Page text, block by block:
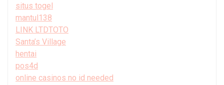
situs togel
mantul138
LINK LTDTOTO
Santa’s Village
hentai
pos4d
online casinos no id needed